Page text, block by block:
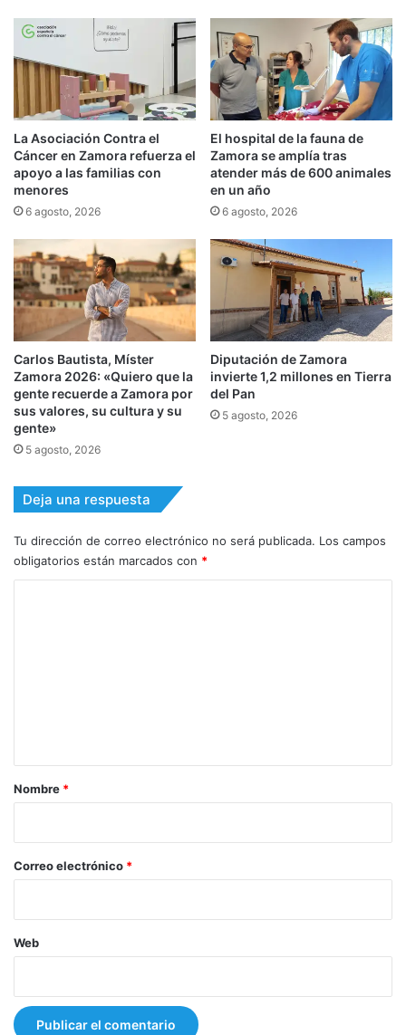
La Asociación Contra el
Cáncer en Zamora refuerza el
apoyo a las familias con
menores
6 agosto, 2026
El hospital de la fauna de
Zamora se amplía tras
atender más de 600 animales
en un año
6 agosto, 2026
Carlos Bautista, Míster
Zamora 2026: «Quiero que la
gente recuerde a Zamora por
sus valores, su cultura y su
gente»
5 agosto, 2026
Diputación de Zamora
invierte 1,2 millones en Tierra
del Pan
5 agosto, 2026
Deja una respuesta
Tu dirección de correo electrónico no será publicada. Los campos
obligatorios están marcados con *
r
*
Nombre *
Correo electrónico *
Web